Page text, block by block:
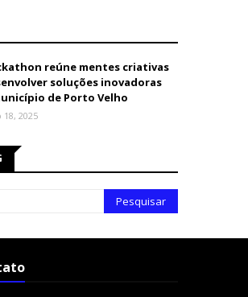
reúne mentes criativas
soluções inovadoras
de Porto Velho
2025